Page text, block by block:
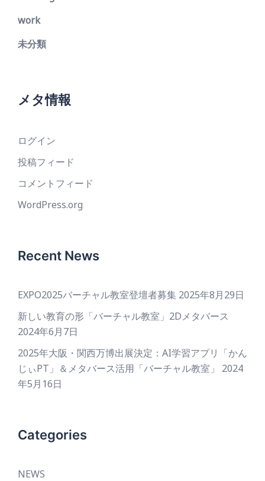
work
未分類
メタ情報
ログイン
投稿フィード
コメントフィード
WordPress.org
Recent News
EXPO2025バーチャル教室登壇者募集 2025年8月29日
新しい教育の形「バーチャル教室」2Dメタバース
2024年6月7日
2025年大阪・関西万博出展決定：AI学習アプリ「かん
じぃPT」＆メタバース活用「バーチャル教室」
2024
年5月16日
Categories
NEWS